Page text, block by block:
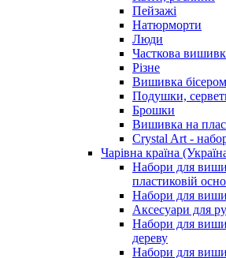
Пейзажі
Натюрморти
Люди
Часткова
Різне
Вишивка бісером
Подушки,
Брошки
Вишивка на
Crystal Art -
Чарівна країна
Набори для
пластиковій
Набори для
Аксесуари для
Набори для
дереву
Набори для